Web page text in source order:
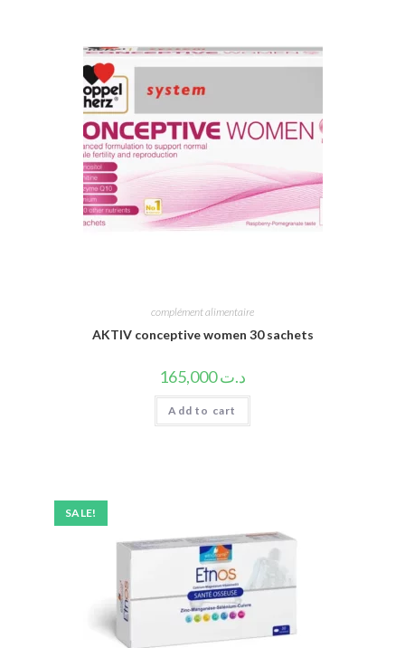
complément alimentaire
AKTIV conceptive women 30 sachets
د.ت165,000
Add to cart
SALE!